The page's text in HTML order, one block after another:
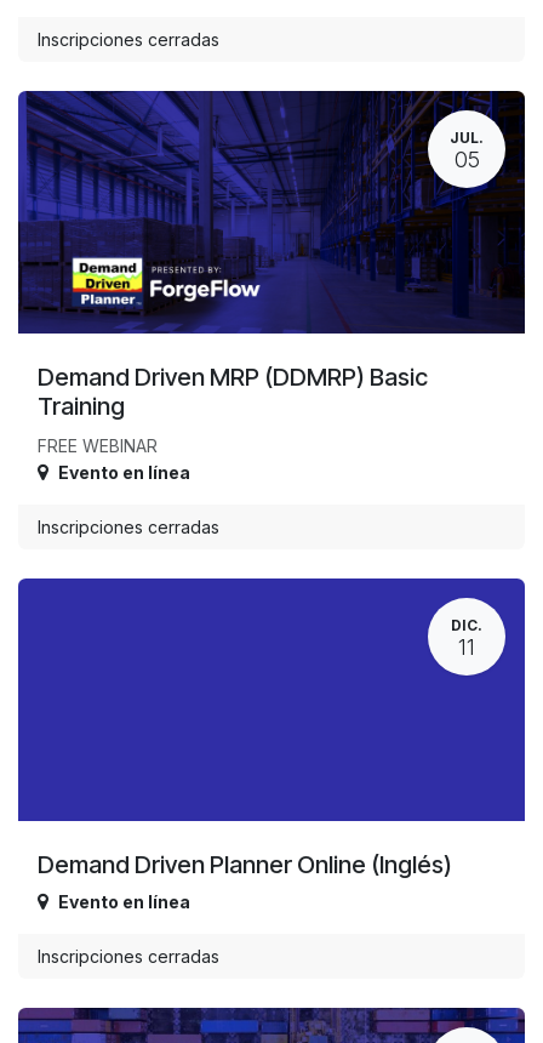
Inscripciones cerradas
JUL.
05
Demand Driven MRP (DDMRP) Basic
Training
FREE WEBINAR
Evento en línea
Inscripciones cerradas
DIC.
11
Demand Driven Planner Online (Inglés)
Evento en línea
Inscripciones cerradas